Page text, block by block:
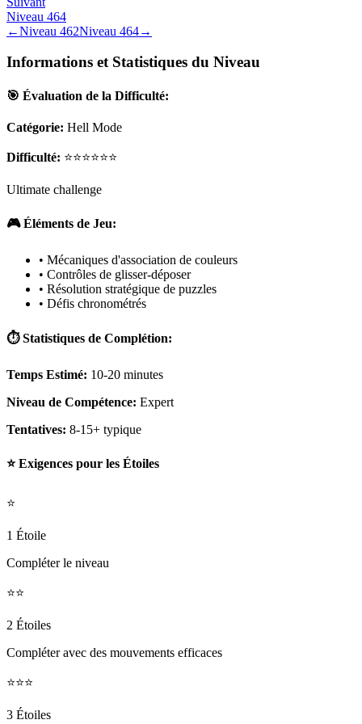
Niveau 464
←Niveau 462Niveau 464→
Informations et Statistiques du Niveau
🎯 Évaluation de la Difficulté:
Catégorie: Hell Mode
Difficulté: ⭐⭐⭐⭐⭐⭐
Ultimate challenge
🎮 Éléments de Jeu:
• Mécaniques d'association de couleurs
• Contrôles de glisser-déposer
• Résolution stratégique de puzzles
• Défis chronométrés
⏱️ Statistiques de Complétion:
Temps Estimé: 10-20 minutes
Niveau de Compétence: Expert
Tentatives: 8-15+ typique
⭐ Exigences pour les Étoiles
⭐
1 Étoile
Compléter le niveau
⭐⭐
2 Étoiles
Compléter avec des mouvements efficaces
⭐⭐⭐
3 Étoiles